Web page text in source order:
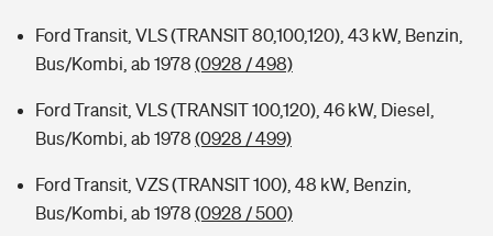
Ford Transit, VLS (TRANSIT 80,100,120), 43 kW, Benzin,
Bus/Kombi, ab 1978 (0928 / 498)
Ford Transit, VLS (TRANSIT 100,120), 46 kW, Diesel,
Bus/Kombi, ab 1978 (0928 / 499)
Ford Transit, VZS (TRANSIT 100), 48 kW, Benzin,
Bus/Kombi, ab 1978 (0928 / 500)